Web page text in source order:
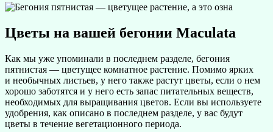
Цветы на вашей бегонии Maculata
Как мы уже упоминали в последнем разделе, бегония
пятнистая — цветущее комнатное растение. Помимо ярких
и необычных листьев, у него также растут цветы, если о нем
хорошо заботятся и у него есть запас питательных веществ,
необходимых для выращивания цветов. Если вы используете
удобрения, как описано в последнем разделе, у вас будут
цветы в течение вегетационного периода.